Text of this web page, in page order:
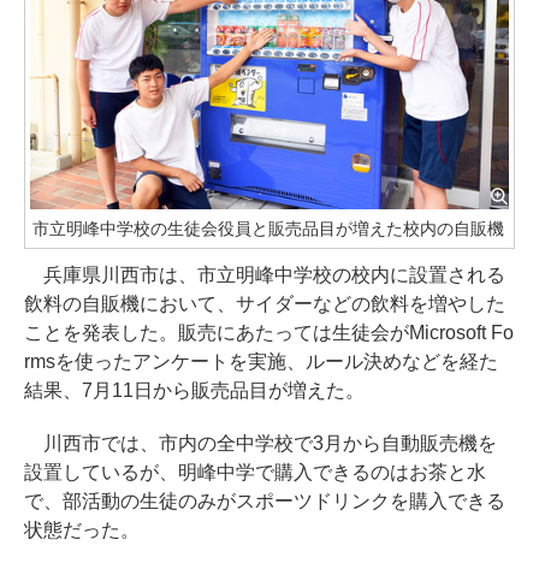
市立明峰中学校の生徒会役員と販売品目が増えた校内の自販機
兵庫県川西市は、市立明峰中学校の校内に設置される
飲料の自販機において、サイダーなどの飲料を増やした
ことを発表した。販売にあたっては生徒会がMicrosoft Fo
rmsを使ったアンケートを実施、ルール決めなどを経た
結果、7月11日から販売品目が増えた。
川西市では、市内の全中学校で3月から自動販売機を
設置しているが、明峰中学で購入できるのはお茶と水
で、部活動の生徒のみがスポーツドリンクを購入できる
状態だった。